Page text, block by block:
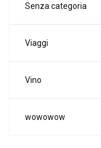
Senza categoria
Viaggi
Vino
wowowow